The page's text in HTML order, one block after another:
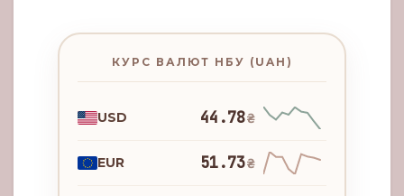
КУРС ВАЛЮТ НБУ (UAH)
USD 44.78₴
EUR 51.73₴